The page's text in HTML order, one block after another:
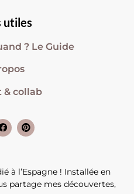
utiles
? Le Guide
& collab
à l’Espagne ! Installée en
partage mes découvertes,